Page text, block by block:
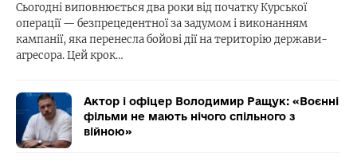
Сьогодні виповнюється два роки від початку Курської
операції — безпрецедентної за задумом і виконанням
кампанії, яка перенесла бойові дії на територію держави-
агресора. Цей крок…
Актор і офіцер Володимир Ращук: «Воєнні
фільми не мають нічого спільного з
війною»